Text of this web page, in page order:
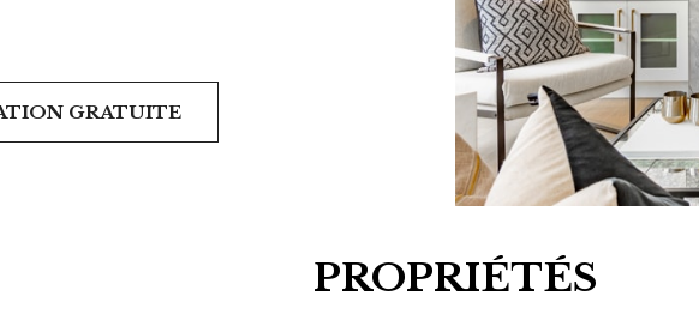
GRATUITE
PROPRIÉTÉS